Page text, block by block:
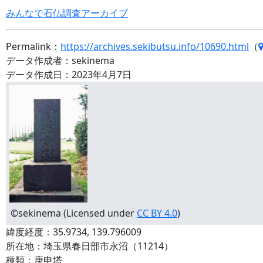
みんなで石仏調査アーカイブ
Permalink： https://archives.sekibutsu.info/10690.html （
データ作成者：sekinema
データ作成日：2023年4月7日
©sekinema (Licensed under CC BY 4.0)
緯度経度：35.9734, 139.796009
所在地：埼玉県春日部市永沼（11214）
種類：庚申塔